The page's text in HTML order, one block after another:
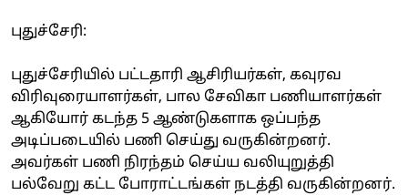
புதுச்சேரி:
புதுச்சேரியில் பட்டதாரி ஆசிரியர்கள், கவுரவ
விரிவுரையாளர்கள், பால சேவிகா பணியாளர்கள்
ஆகியோர் கடந்த 5 ஆண்டுகளாக ஒப்பந்த
அடிப்படையில் பணி செய்து வருகின்றனர்.
அவர்கள் பணி நிரந்தம் செய்ய வலியுறுத்தி
பல்வேறு கட்ட போராட்டங்கள் நடத்தி வருகின்றனர்.